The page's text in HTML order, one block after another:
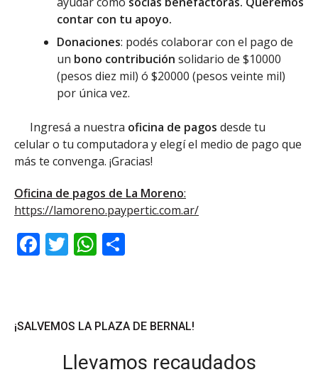
contar con tu apoyo.
Donaciones: podés colaborar con el pago de
un bono contribución solidario de $10000
(pesos diez mil) ó $20000 (pesos veinte mil)
por única vez.
Ingresá a nuestra oficina de pagos desde tu
celular o tu computadora y elegí el medio de pago que
más te convenga. ¡Gracias!
Oficina de pagos de La Moreno:
https://lamoreno.paypertic.com.ar/
Facebook
TwitterWhatsApp
¡SALVEMOS LA PLAZA DE BERNAL!
Llevamos recaudados